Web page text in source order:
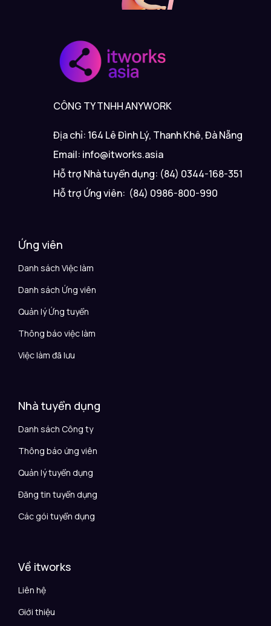
CÔNG TY TNHH ANYWORK
Địa chỉ: 164 Lê Đình Lý, Thanh Khê, Đà Nẵng
Email: info@itworks.asia
Hỗ trợ Nhà tuyển dụng: (84) 0344-168-351
Hỗ trợ Ứng viên: (84) 0986-800-990
Ứng viên
Danh sách Việc làm
Danh sách Ứng viên
Quản lý Ứng tuyển
Thông báo việc làm
Việc làm đã lưu
Nhà tuyển dụng
Danh sách Công ty
Thông báo ứng viên
Quản lý tuyển dụng
Đăng tin tuyển dụng
Các gói tuyển dụng
Về itworks
Liên hệ
Giới thiệu